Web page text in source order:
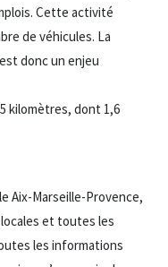
Cette activité
de véhicules. La
donc un enjeu
kilomètres, dont 1,6
Aix-Marseille-Provence,
et toutes les
les informations